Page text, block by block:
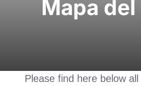
Mapa
Please find here below